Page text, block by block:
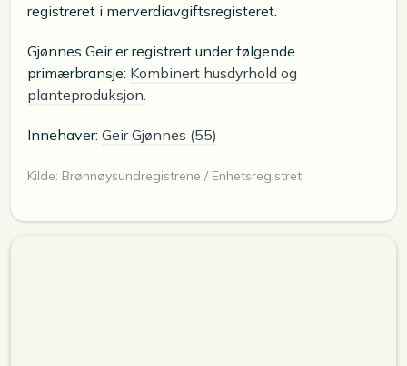
registreret i merverdiavgiftsregisteret.
Gjønnes Geir er registrert under følgende
primærbransje: Kombinert husdyrhold og
planteproduksjon
Innehaver: Geir Gjønnes (55)
Kilde: Brønnøysundregistrene / Enhetsregistret